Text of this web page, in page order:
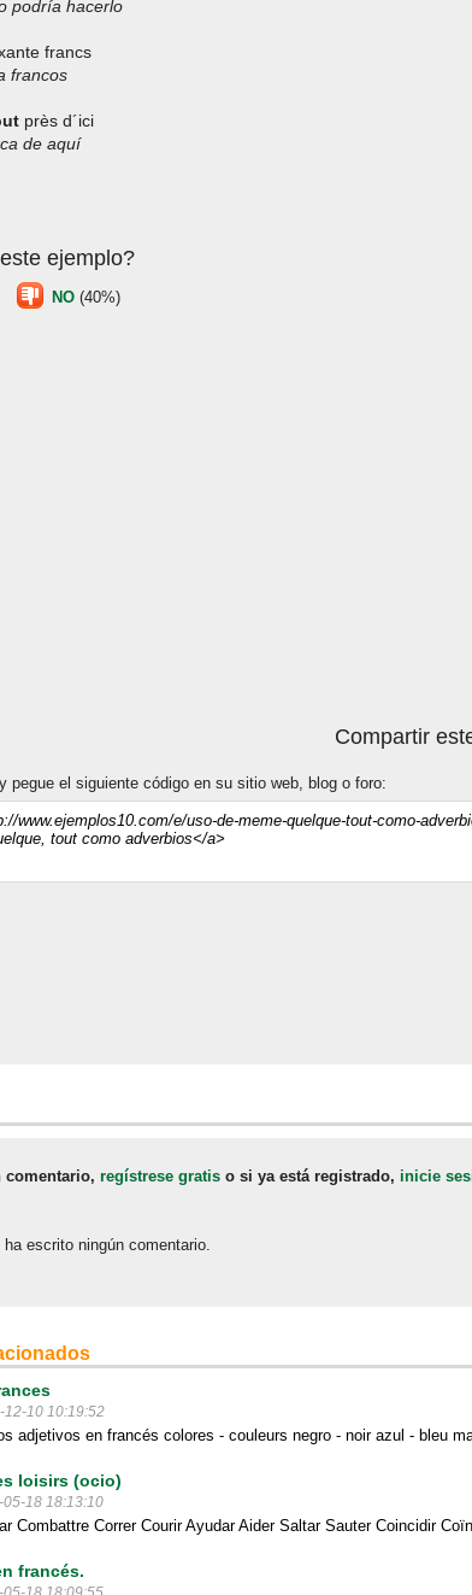
podría hacerlo
francs
francos
près d´ici
de aquí
ejemplo?
NO(40%)
Compartir
pegue el siguiente código en su sitio web, blog o foro:
comentario, regístrese gratiso si ya está registrado, inicie
escrito ningún comentario.
10 10:19:52
adjetivos en francés colores - couleurs negro - noir azul - bleu
loisirs (ocio)
18 18:13:10
Combattre Correr Courir Ayudar Aider Saltar Sauter Coincidir
francés.